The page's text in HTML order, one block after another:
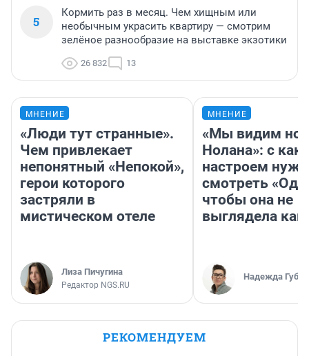
5
Кормить раз в месяц. Чем хищным или
необычным украсить квартиру — смотрим
зелёное разнообразие на выставке экзотики
26 832 13
МНЕНИЕ
«Люди тут странные».
Чем привлекает
непонятный «Непокой»,
герои которого
застряли в
мистическом отеле
Лиза Пичугина
Редактор NGS.RU
МНЕНИЕ
«Мы видим
Нолана»: с
настроем
смотреть
чтобы она не
выглядела как
Надежда
РЕКОМЕНДУЕМ